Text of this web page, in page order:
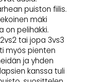
puiston fiilis.
mäki
on pelihäkki.
tai jopa 3vs3
myös pienten
ja yhden
kanssa tuli